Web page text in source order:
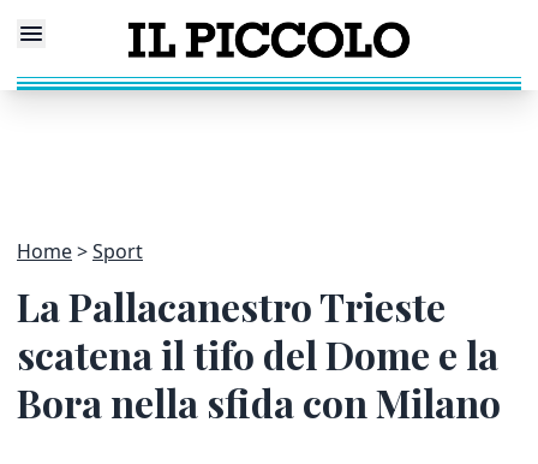
Home Sport
La Pallacanestro Trieste
scatena il tifo del Dome e la
Bora nella sfida con Milano